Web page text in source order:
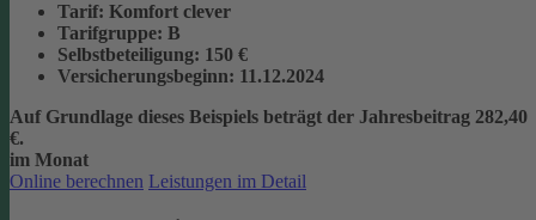
Tarif: Komfort clever
Tarifgruppe: B
Selbstbeteiligung: 150 €
Versicherungsbeginn: 11.12.2024
Auf Grundlage dieses Beispiels beträgt der Jahresbeitrag 282,40
€.
im Monat
Online berechnen Leistungen im Detail